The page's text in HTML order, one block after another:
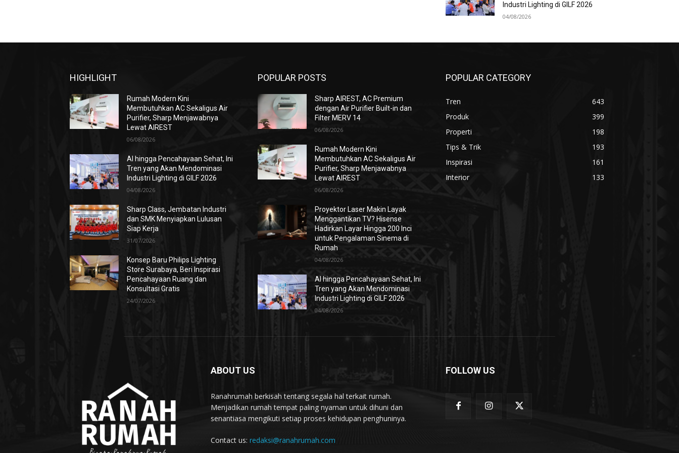
Industri Lighting di GILF 2026
04/08/2026
HIGHLIGHT
Rumah Modern Kini
Membutuhkan AC Sekaligus Air
Purifier, Sharp Menjawabnya
Lewat AIREST
06/08/2026
AI hingga Pencahayaan Sehat, Ini
Tren yang Akan Mendominasi
Industri Lighting di GILF 2026
04/08/2026
Sharp Class, Jembatan Industri
dan SMK Menyiapkan Lulusan
Siap Kerja
31/07/2026
Konsep Baru Philips Lighting
Store Surabaya, Beri Inspirasi
Pencahayaan Ruang dan
Konsultasi Gratis
24/07/2026
POPULAR POSTS
Sharp AIREST, AC Premium
dengan Air Purifier Built-in dan
Filter MERV 14
06/08/2026
Rumah Modern Kini
Membutuhkan AC Sekaligus Air
Purifier, Sharp Menjawabnya
Lewat AIREST
06/08/2026
Proyektor Laser Makin Layak
Menggantikan TV? Hisense
Hadirkan Layar Hingga 200 Inci
untuk Pengalaman Sinema di
Rumah
04/08/2026
AI hingga Pencahayaan Sehat, Ini
Tren yang Akan Mendominasi
Industri Lighting di GILF 2026
04/08/2026
POPULAR CATEGORY
Tren
643
Produk
399
Properti
198
Tips & Trik
193
Inspirasi
161
Interior
133
ABOUT US
Ranahrumah berkisah tentang segala hal terkait rumah.
Menjadikan rumah tempat paling nyaman untuk dihuni dan
senantiasa mengikuti setiap proses kehidupan penghuninya.
Contact us: redaksi@ranahrumah.com
FOLLOW US